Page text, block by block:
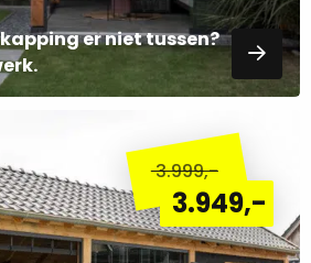
er niet tussen?
3.999,-
3.949,-